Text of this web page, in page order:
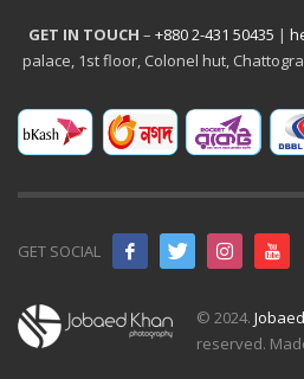
GET IN TOUCH – +880 2-431 50435 |
palace, 1st floor, Colonel hut,
GET SOCIAL
© 2024.
reserved.